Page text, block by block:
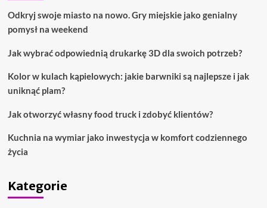
Odkryj swoje miasto na nowo. Gry miejskie jako genialny
pomysł na weekend
Jak wybrać odpowiednią drukarkę 3D dla swoich potrzeb?
Kolor w kulach kąpielowych: jakie barwniki są najlepsze i jak
uniknąć plam?
Jak otworzyć własny food truck i zdobyć klientów?
Kuchnia na wymiar jako inwestycja w komfort codziennego
życia
Kategorie